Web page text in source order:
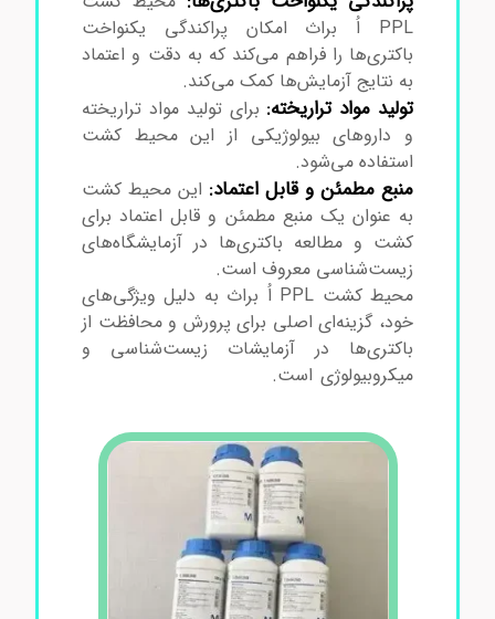
PPL اُ براث امکان پراکندگی یکنواخت
باکتری‌ها را فراهم می‌کند که به دقت و اعتماد
به نتایج آزمایش‌ها کمک می‌کند.
تولید مواد تراریخته:برای تولید مواد تراریخته
و داروهای بیولوژیکی از این محیط کشت
استفاده می‌شود.
منبع مطمئن و قابل اعتماد:این محیط کشت
به عنوان یک منبع مطمئن و قابل اعتماد برای
کشت و مطالعه باکتری‌ها در آزمایشگاه‌های
زیست‌شناسی معروف است.
محیط کشت PPL اُ براث به دلیل ویژگی‌های
خود، گزینه‌ای اصلی برای پرورش و محافظت از
باکتری‌ها در آزمایشات زیست‌شناسی و
میکروبیولوژی است.محیط کشت پی پی ال اُ